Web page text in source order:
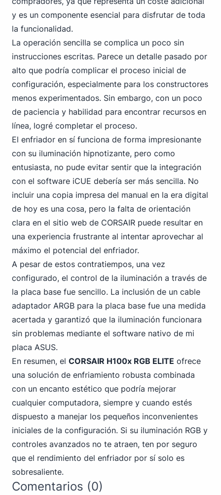
y es un componente esencial para disfrutar de toda
la funcionalidad.
La operación sencilla se complica un poco sin
instrucciones escritas. Parece un detalle pasado por
alto que podría complicar el proceso inicial de
configuración, especialmente para los constructores
menos experimentados. Sin embargo, con un poco
de paciencia y habilidad para encontrar recursos en
línea, logré completar el proceso.
El enfriador en sí funciona de forma impresionante
con su iluminación hipnotizante, pero como
entusiasta, no pude evitar sentir que la integración
con el software iCUE debería ser más sencilla. No
incluir una copia impresa del manual en la era digital
de hoy es una cosa, pero la falta de orientación
clara en el sitio web de CORSAIR puede resultar en
una experiencia frustrante al intentar aprovechar al
máximo el potencial del enfriador.
A pesar de estos contratiempos, una vez
configurado, el control de la iluminación a través de
la placa base fue sencillo. La inclusión de un cable
adaptador ARGB para la placa base fue una medida
acertada y garantizó que la iluminación funcionara
sin problemas mediante el software nativo de mi
placa ASUS.
En resumen, el CORSAIR H100x RGB ELITE ofrece
una solución de enfriamiento robusta combinada
con un encanto estético que podría mejorar
cualquier computadora, siempre y cuando estés
dispuesto a manejar los pequeños inconvenientes
iniciales de la configuración. Si su iluminación RGB y
controles avanzados no te atraen, ten por seguro
que el rendimiento del enfriador por sí solo es
sobresaliente.
Comentarios (0)